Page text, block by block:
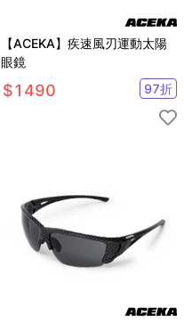
【ACEKA】疾速風刃運動太陽
眼鏡
$1490 97折